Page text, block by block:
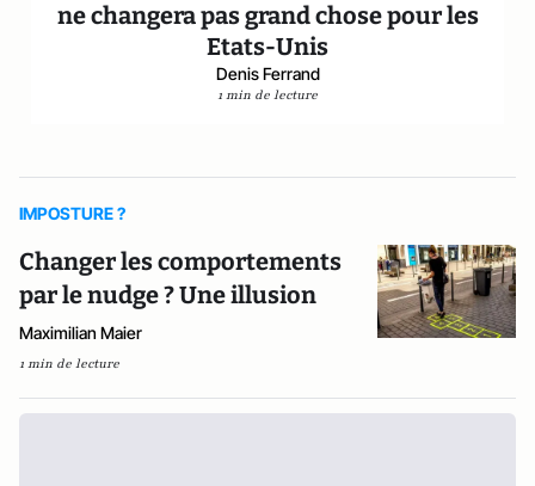
ne changera pas grand chose pour les
Etats-Unis
Denis Ferrand
1 min de lecture
IMPOSTURE ?
Changer les comportements
par le nudge ? Une illusion
Maximilian Maier
1 min de lecture